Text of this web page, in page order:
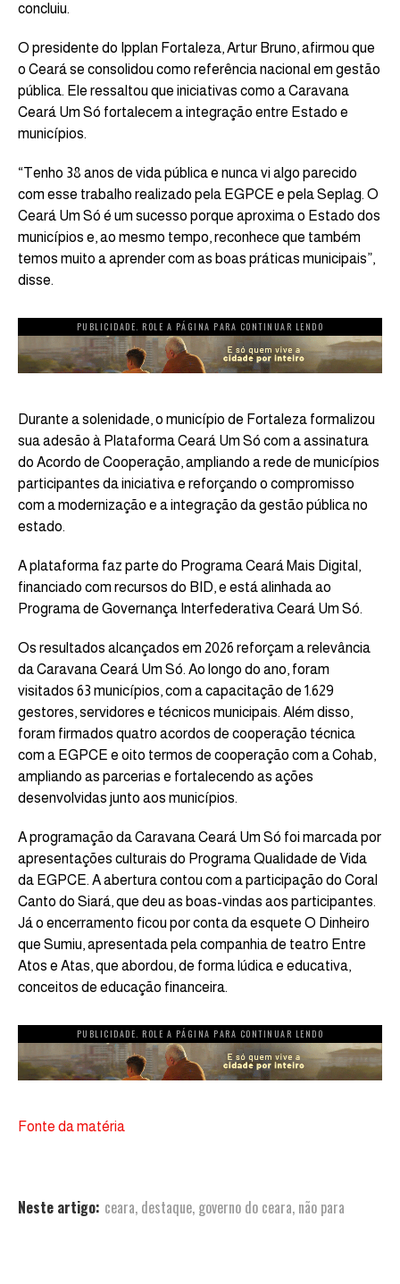
concluiu.
O presidente do Ipplan Fortaleza, Artur Bruno, afirmou que
o Ceará se consolidou como referência nacional em gestão
pública. Ele ressaltou que iniciativas como a Caravana
Ceará Um Só fortalecem a integração entre Estado e
municípios.
“Tenho 38 anos de vida pública e nunca vi algo parecido
com esse trabalho realizado pela EGPCE e pela Seplag. O
Ceará Um Só é um sucesso porque aproxima o Estado dos
municípios e, ao mesmo tempo, reconhece que também
temos muito a aprender com as boas práticas municipais”,
disse.
PUBLICIDADE. ROLE A PÁGINA PARA CONTINUAR LENDO
Durante a solenidade, o município de Fortaleza formalizou
sua adesão à Plataforma Ceará Um Só com a assinatura
do Acordo de Cooperação, ampliando a rede de municípios
participantes da iniciativa e reforçando o compromisso
com a modernização e a integração da gestão pública no
estado.
A plataforma faz parte do Programa Ceará Mais Digital,
financiado com recursos do BID, e está alinhada ao
Programa de Governança Interfederativa Ceará Um Só.
Os resultados alcançados em 2026 reforçam a relevância
da Caravana Ceará Um Só. Ao longo do ano, foram
visitados 63 municípios, com a capacitação de 1.629
gestores, servidores e técnicos municipais. Além disso,
foram firmados quatro acordos de cooperação técnica
com a EGPCE e oito termos de cooperação com a Cohab,
ampliando as parcerias e fortalecendo as ações
desenvolvidas junto aos municípios.
A programação da Caravana Ceará Um Só foi marcada por
apresentações culturais do Programa Qualidade de Vida
da EGPCE. A abertura contou com a participação do Coral
Canto do Siará, que deu as boas-vindas aos participantes.
Já o encerramento ficou por conta da esquete O Dinheiro
que Sumiu, apresentada pela companhia de teatro Entre
Atos e Atas, que abordou, de forma lúdica e educativa,
conceitos de educação financeira.
PUBLICIDADE. ROLE A PÁGINA PARA CONTINUAR LENDO
Fonte da matéria
Neste artigo: ceara, destaque, governo do ceara, não para